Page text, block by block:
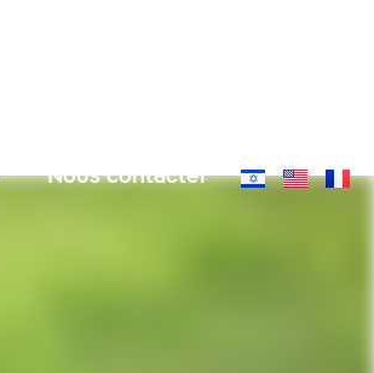
Nous contacter